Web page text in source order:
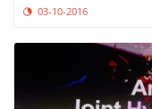
03-10-2016